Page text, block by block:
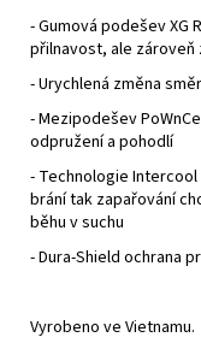
- Gumová podešev
přilnavost, ale zároveň
- Urychlená změna
- Mezipodešev
odpružení a pohodlí
- Technologie
brání tak zapařování
běhu v suchu
- Dura-Shield ochrana
Vyrobeno ve Vietnamu.